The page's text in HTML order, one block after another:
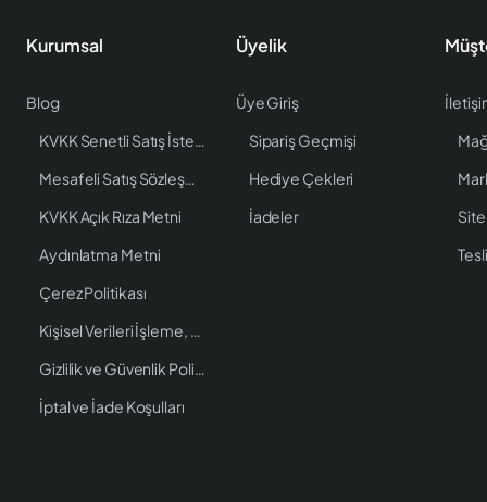
Kurumsal
Blog
KVKK Senetli Satış İstenen Bilgiler
Mesafeli Satış Sözleşmesi
KVKK Açık Rıza Metni
Aydınlatma Metni
Çerez Politikası
Kişisel Verileri İşleme, Saklama ve İmha Politikası
Gizlilik ve Güvenlik Politikası
İptal ve İade Koşulları
Üyelik
Üye Giriş
Sipariş Geçmişi
Hediye Çekleri
İadeler
Site